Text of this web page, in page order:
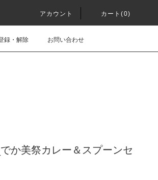
アカウント カート(0)
録・解除 お問い合わせ
か美祭カレー＆スプーンセ